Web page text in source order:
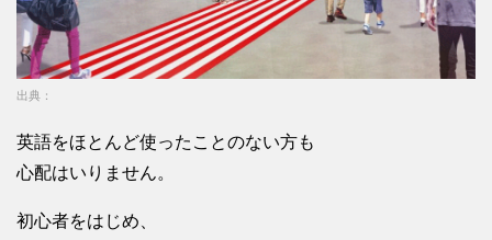
出典：
英語をほとんど使ったことのない方も
心配はいりません。
初心者をはじめ、